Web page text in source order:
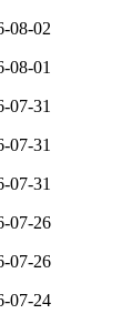
08-02
08-01
07-31
07-31
07-31
07-26
07-26
07-24